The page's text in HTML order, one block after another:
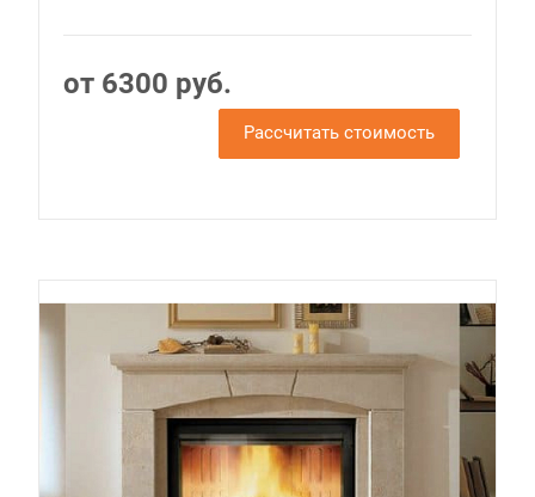
от 6300 руб.
Рассчитать стоимость